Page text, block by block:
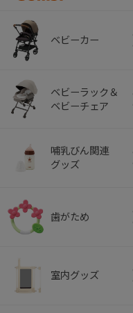
ベビーカー
ベビーラック＆
ベビーチェア
哺乳びん関連
グッズ
歯がため
室内グッズ